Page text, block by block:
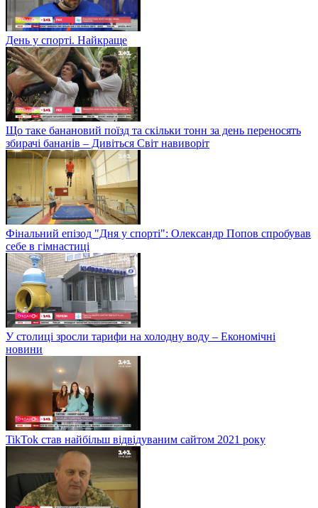
День у спорті. Найкраще
Що таке банановий поїзд та скільки тонн за день переносять
збирачі бананів – Дивіться Світ навиворіт
Фінальний епізод "Дня у спорті": Олександр Попов спробував
себе в гімнастиці
У столиці зросли тарифи на холодну воду – Економічні
новини
TikTok став найбільш відвідуваним сайтом 2021 року